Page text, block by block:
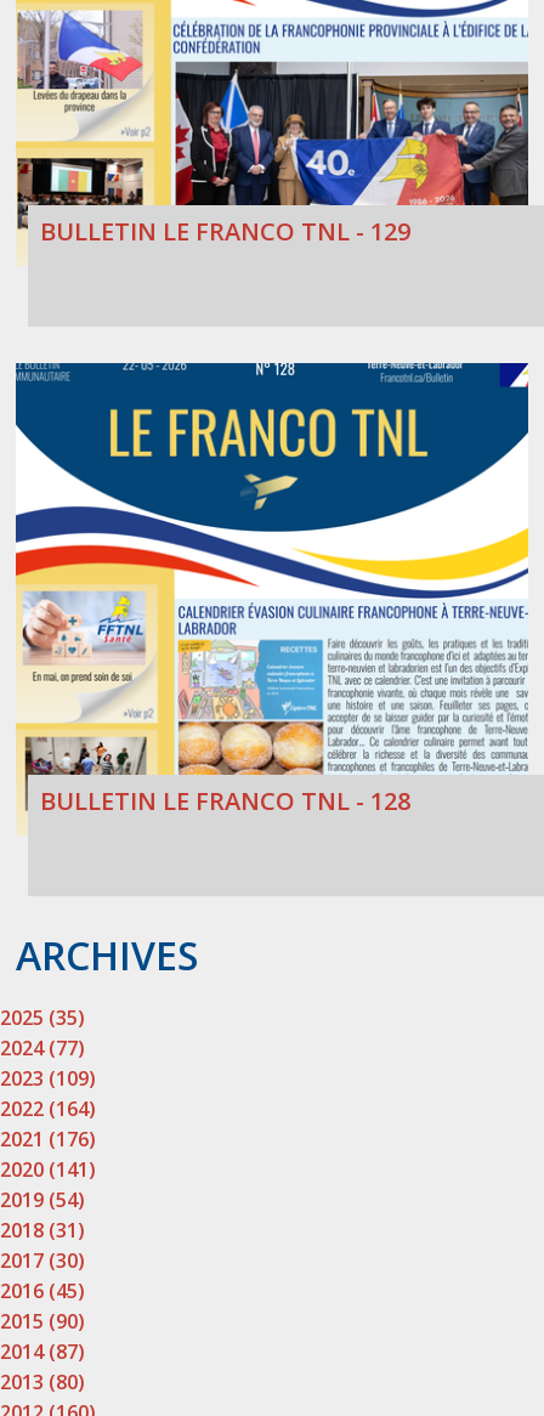
BULLETIN LE FRANCO TNL - 129
BULLETIN LE FRANCO TNL - 128
ARCHIVES
2025 (35)
2024 (77)
2023 (109)
2022 (164)
2021 (176)
2020 (141)
2019 (54)
2018 (31)
2017 (30)
2016 (45)
2015 (90)
2014 (87)
2013 (80)